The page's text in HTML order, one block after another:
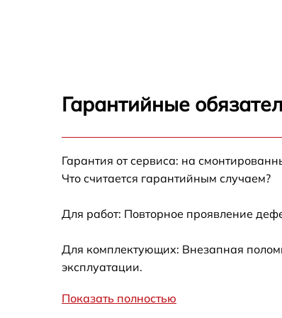
Замена УБЛ Miele W 2105
2105
Замена сливного шланга Miele W
Гарантийные
Гарантия от сервиса: на
Что считается гарантийным случаем?
Для работ: Повторное проявление
Для комплектующих: Внезапная
эксплуатации.
Показать полностью